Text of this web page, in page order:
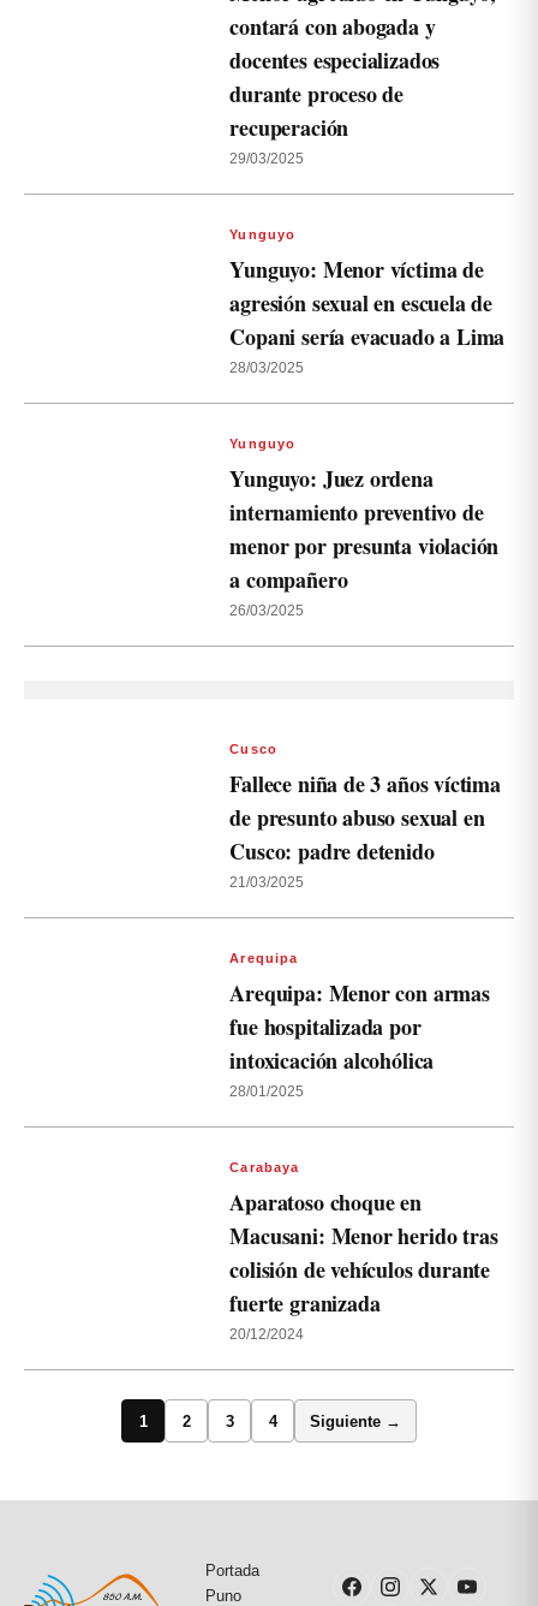
contará con abogada y
docentes especializados
durante proceso de
recuperación
29/03/2025
Yunguyo
Yunguyo: Menor víctima de
agresión sexual en escuela de
Copani sería evacuado a Lima
28/03/2025
Yunguyo
Yunguyo: Juez ordena
internamiento preventivo de
menor por presunta violación
a compañero
26/03/2025
Cusco
Fallece niña de 3 años víctima
de presunto abuso sexual en
Cusco: padre detenido
21/03/2025
Arequipa
Arequipa: Menor con armas
fue hospitalizada por
intoxicación alcohólica
28/01/2025
Carabaya
Aparatoso choque en
Macusani: Menor herido tras
colisión de vehículos durante
fuerte granizada
20/12/2024
1 2 3 4 Siguiente →
Portada
Puno